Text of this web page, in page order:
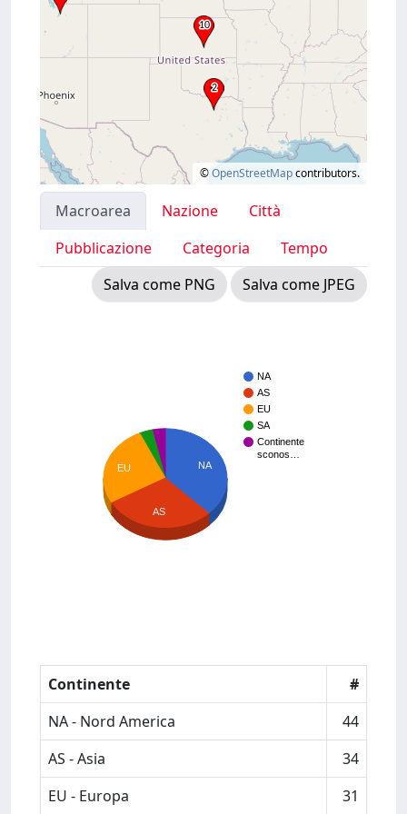
©OpenStreetMapcontributors.
Macroarea Nazione
Città
Pubblicazione
Categoria
Tempo
Salva come PNG
Salva come JPEG
NA
AS
EU
SA
Continente
sconos…
NA
EU
AS
Continente
#
NA - Nord America
44
AS - Asia
34
EU - Europa
31